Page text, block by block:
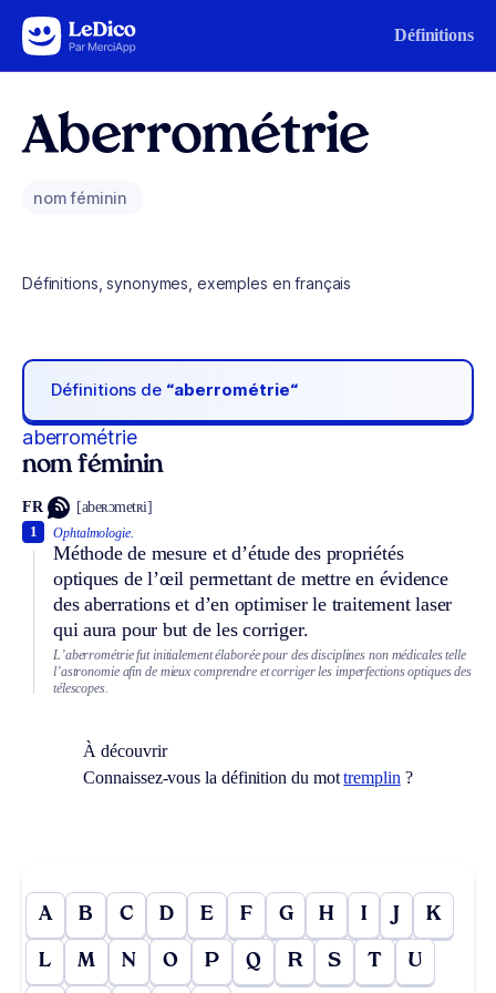
Aller au contenu Définitions
Aberrométrie
nom féminin
Définitions, synonymes, exemples en français
Définitions de “aberrométrie“
aberrométrie
nom féminin
FR [abeʀɔmetʀi]
Ophtalmologie.
Méthode de mesure et d’étude des propriétés
optiques de l’œil permettant de mettre en évidence
des aberrations et d’en optimiser le traitement laser
qui aura pour but de les corriger.
1
L’aberrométrie fut initialement élaborée pour des disciplines non médicales telle
l’astronomie afin de mieux comprendre et corriger les imperfections optiques des
télescopes.
À découvrir
Connaissez-vous la définition du mottremplin ?
A B C D E F G H I J K
L M N O P Q R S T U